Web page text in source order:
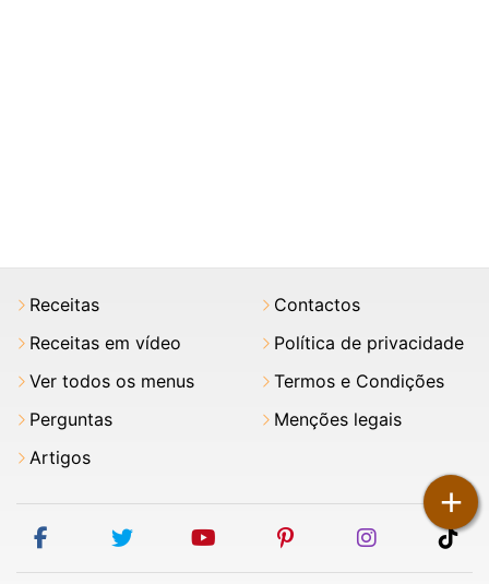
+
Receitas
Receitas em vídeo
Ver todos os menus
Perguntas
Artigos
Contactos
Política de privacidade
Termos e Condições
Menções legais
facebooktwitter youtubepinterestinstagram